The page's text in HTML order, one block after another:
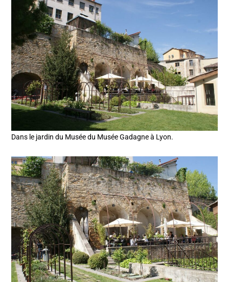
Dans le jardin du Musée du Musée Gadagne à Lyon.